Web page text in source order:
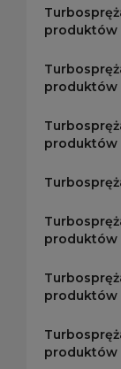
produktów
produktów
produktów
produktów
produktów
produktów